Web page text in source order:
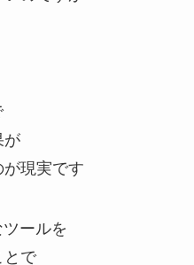
が
現実です
ールを
とで